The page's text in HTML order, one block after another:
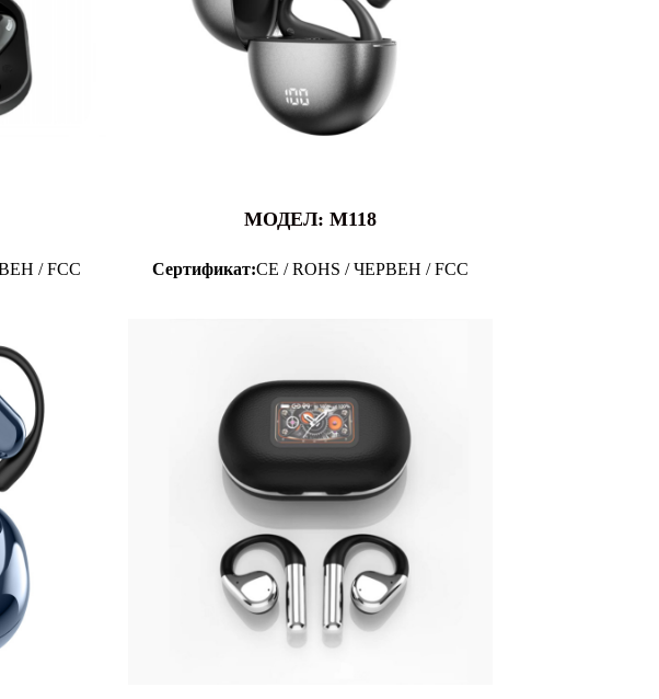
/ FCC
МОДЕЛ: M118
Сертификат:CE / ROHS / ЧЕРВЕН / FCC